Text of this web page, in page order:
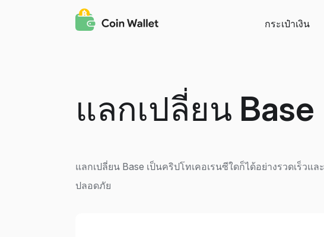
กระเป๋าเงิน
แลกเปลี่ยน Base
แลกเปลี่ยน Base เป็นคริปโทเคอเรนซีใดก็ได้อย่างรวดเร็วและ
ปลอดภัย